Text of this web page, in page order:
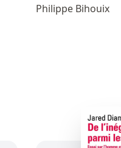
Philippe Bihouix